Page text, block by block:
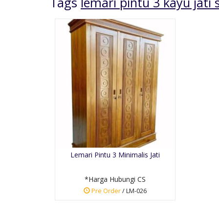
Lemari Pintu 3 Minimalis Jati
*Harga Hubungi CS
Pre Order/ LM-026
Kursi Tamu Mewah
Warna Emas
*Harga Hubungi CS